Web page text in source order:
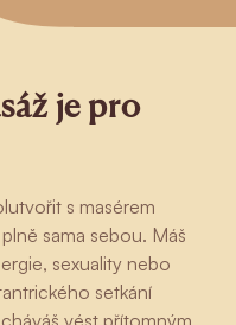
je pro
s masérem
sama sebou. Máš
sexuality nebo
setkání
vést přítomným